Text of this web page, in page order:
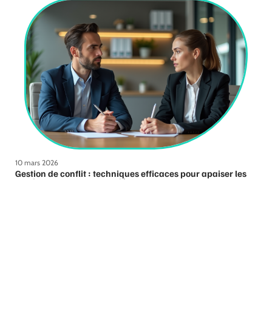
10 mars 2026
Gestion de conflit : techniques efficaces pour apaiser les
tensions entre deux salariés